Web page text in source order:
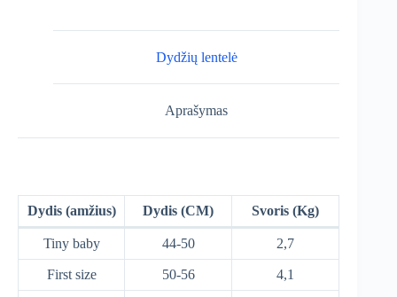
Dydžių lentelė
Aprašymas
Dydis (amžius) Dydis (CM) Svoris (Kg)
Tiny baby 44-50 2,7
First size 50-56 4,1